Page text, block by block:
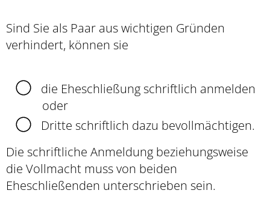
Sind Sie als Paar aus wichtigen Gründen
verhindert, können sie
die Eheschließung schriftlich anmelden
oder
Dritte schriftlich dazu bevollmächtigen.
Die schriftliche Anmeldung beziehungsweise
die Vollmacht muss von beiden
Eheschließenden unterschrieben sein.